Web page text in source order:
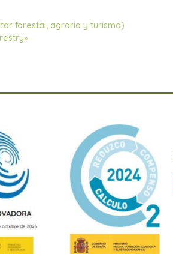
forestal, agrario y turismo)